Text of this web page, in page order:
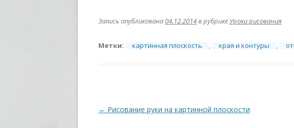
Запись опубликована04.12.2014в рубрикеУроки рисования
Метки: картинная плоскость , края и контуры ,
Навигация
← Рисование руки на картинной плоскости